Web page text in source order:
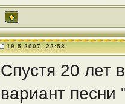
19.5.2007, 22:58
Спустя 20 лет
вариант песни